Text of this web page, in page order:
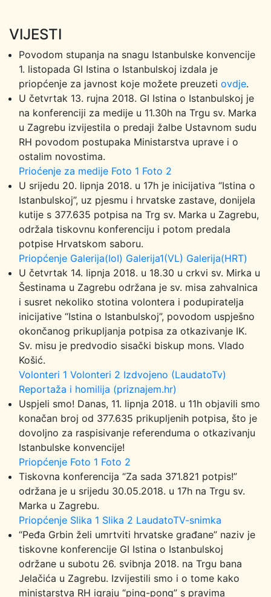
VIJESTI
Povodom stupanja na snagu Istanbulske konvencije
1. listopada GI Istina o Istanbulskoj izdala je
priopćenje za javnost koje možete preuzeti ovdje.
U četvrtak 13. rujna 2018. GI Istina o Istanbulskoj je
na konferenciji za medije u 11.30h na Trgu sv. Marka
u Zagrebu izvijestila o predaji žalbe Ustavnom sudu
RH povodom postupaka Ministarstva uprave i o
ostalim novostima.
Prioćenje za medije Foto 1 Foto 2
U srijedu 20. lipnja 2018. u 17h je inicijativa “Istina o
Istanbulskoj”, uz pjesmu i hrvatske zastave, donijela
kutije s 377.635 potpisa na Trg sv. Marka u Zagrebu,
održala tiskovnu konferenciju i potom predala
potpise Hrvatskom saboru.
Priopćenje Galerija(IoI) Galerija1(VL) Galerija(HRT)
U četvrtak 14. lipnja 2018. u 18.30 u crkvi sv. Mirka u
Šestinama u Zagrebu održana je sv. misa zahvalnica
i susret nekoliko stotina volontera i podupiratelja
inicijative “Istina o Istanbulskoj”, povodom uspješno
okončanog prikupljanja potpisa za otkazivanje IK.
Sv. misu je predvodio sisački biskup mons. Vlado
Košić.
Volonteri 1 Volonteri 2 Izdvojeno (LaudatoTv)
Reportaža i homilija (priznajem.hr)
Uspjeli smo! Danas, 11. lipnja 2018. u 11h objavili smo
konačan broj od 377.635 prikupljenih potpisa, što je
dovoljno za raspisivanje referenduma o otkazivanju
Istanbulske konvencije!
Priopćenje Foto 1 Foto 2
Tiskovna konferencija “Za sada 371.821 potpis!”
održana je u srijedu 30.05.2018. u 17h na Trgu sv.
Marka u Zagrebu.
Priopćenje Slika 1 Slika 2 LaudatoTV-snimka
“Peđa Grbin želi umrtviti hrvatske građane” naziv je
tiskovne konferencije GI Istina o Istanbulskoj
održane u subotu 26. svibnja 2018. na Trgu bana
Jelačića u Zagrebu. Izvijestili smo i o tome kako
ministarstva RH igraju “ping-pong” s pravima